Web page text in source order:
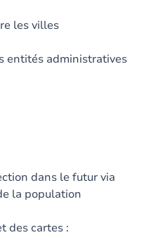
les villes
entités administratives
dans le futur via
la population
des cartes :